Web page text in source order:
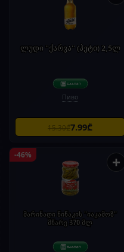
ლუდი "ქარვა" (პეტი) 2,5ლ
Пиво
15.30₾7.99₾
-46% +
მარინადი წიწაკის "იაკამოზ"
მწარე 370 მლ